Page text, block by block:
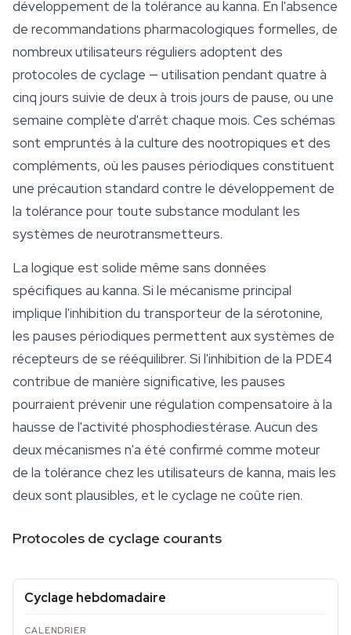
développement de la tolérance au kanna. En l'absence
de recommandations pharmacologiques formelles, de
nombreux utilisateurs réguliers adoptent des
protocoles de cyclage — utilisation pendant quatre à
cinq jours suivie de deux à trois jours de pause, ou une
semaine complète d'arrêt chaque mois. Ces schémas
sont empruntés à la culture des nootropiques et des
compléments, où les pauses périodiques constituent
une précaution standard contre le développement de
la tolérance pour toute substance modulant les
systèmes de neurotransmetteurs.
La logique est solide même sans données
spécifiques au kanna. Si le mécanisme principal
implique l'inhibition du transporteur de la sérotonine,
les pauses périodiques permettent aux systèmes de
récepteurs de se rééquilibrer. Si l'inhibition de la PDE4
contribue de manière significative, les pauses
pourraient prévenir une régulation compensatoire à la
hausse de l'activité phosphodiestérase. Aucun des
deux mécanismes n'a été confirmé comme moteur
de la tolérance chez les utilisateurs de kanna, mais les
deux sont plausibles, et le cyclage ne coûte rien.
Protocoles de cyclage courants
Cyclage hebdomadaire